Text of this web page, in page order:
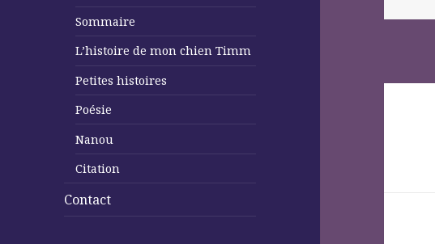
Sommaire
L’histoire de mon chien Timm
Petites histoires
Poésie
Nanou
Citation
Contact